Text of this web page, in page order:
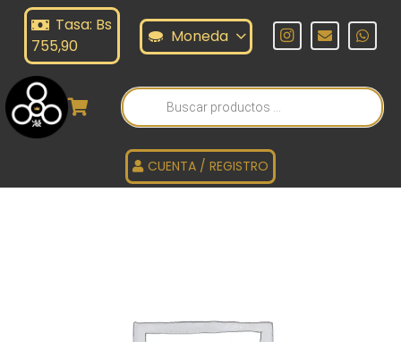
Tasa: Bs
755,90
Moneda
Búsqueda
de
productos
CUENTA / REGISTRO